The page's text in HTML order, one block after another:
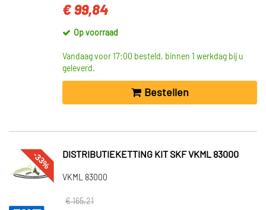
€ 99,84
Op voorraad
Vandaag voor 17:00 besteld, binnen 1 werkdag bij u
geleverd.
Bestellen
-33% DISTRIBUTIEKETTING KIT SKF VKML 83000
VKML 83000
€ 165,21